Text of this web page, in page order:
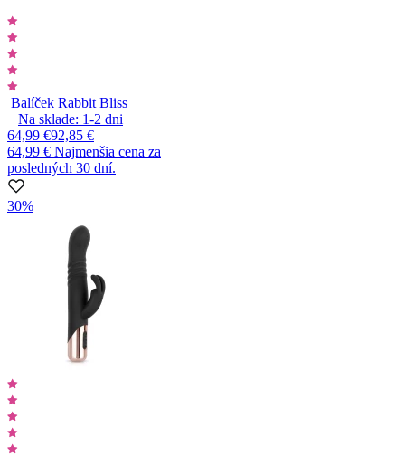
Balíček Rabbit Bliss
Na sklade: 1-2 dni
64,99 €92,85 €
64,99 € Najmenšia cena za
posledných 30 dní.
30%